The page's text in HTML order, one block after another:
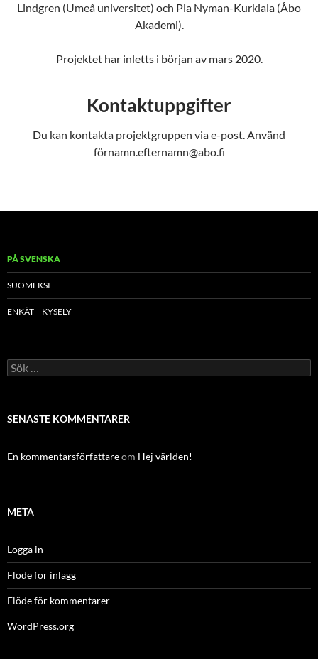
Lindgren (Umeå universitet) och Pia Nyman-Kurkiala (Åbo
Akademi).
Projektet har inletts i början av mars 2020.
Kontaktuppgifter
Du kan kontakta projektgruppen via e-post. Använd
förnamn.efternamn@abo.fi
PÅ SVENSKA
SUOMEKSI
ENKÄT – KYSELY
Sök
efter:
SENASTE KOMMENTARER
En kommentarsförfattareom Hej världen!
META
Logga in
Flöde för inlägg
Flöde för kommentarer
WordPress.org